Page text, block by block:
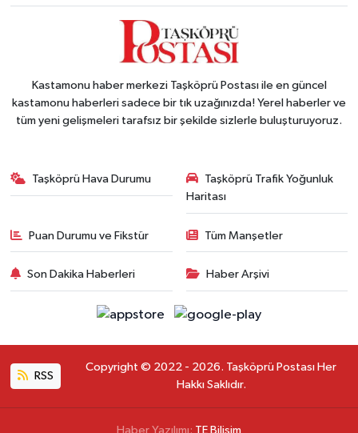
Kastamonu haber merkezi Taşköprü Postası ile en güncel
kastamonu haberleri sadece bir tık uzağınızda! Yerel haberler ve
tüm yeni gelişmeleri tarafsız bir şekilde sizlerle buluşturuyoruz.
Taşköprü Hava Durumu
Taşköprü Trafik Yoğunluk
Haritası
Puan Durumu ve Fikstür Tüm Manşetler
Son Dakika Haberleri Haber Arşivi
RSS
Copyright © 2022 - 2026. Taşköprü Postası Her
Hakkı Saklıdır.
Haber Yazılımı: TE Bilişim